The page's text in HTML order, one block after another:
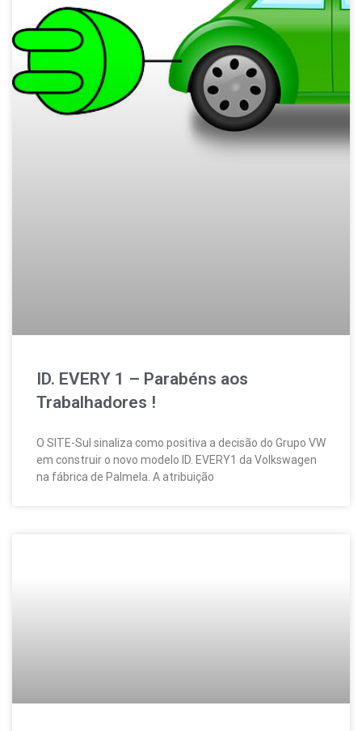
ID. EVERY 1 – Parabéns aos
Trabalhadores !
O SITE-Sul sinaliza como positiva a decisão do Grupo VW
em construir o novo modelo ID. EVERY1 da Volkswagen
na fábrica de Palmela. A atribuição